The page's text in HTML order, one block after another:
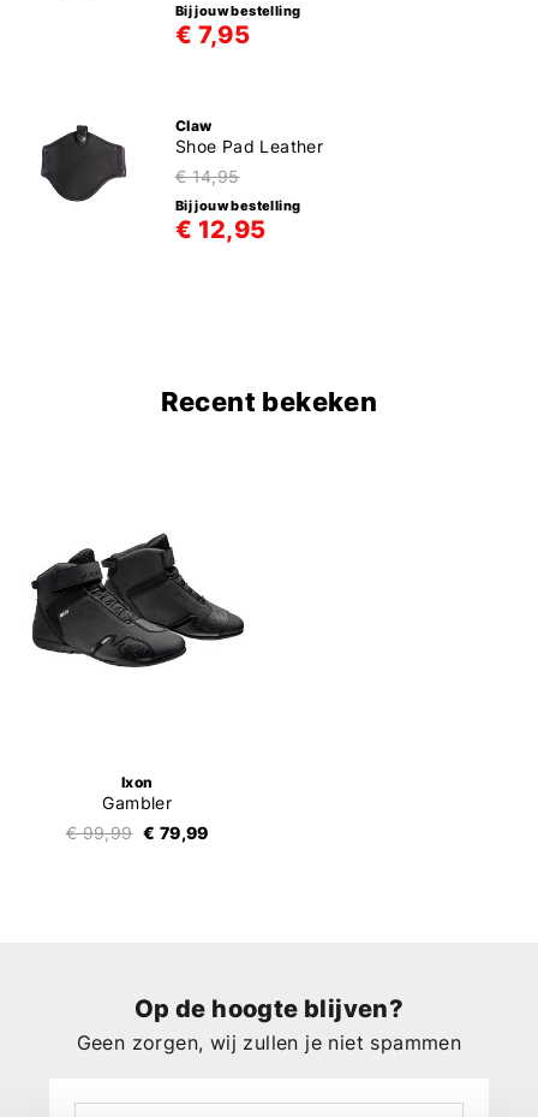
Bij jouw bestelling
€ 7,95
Claw
Shoe Pad Leather
€ 14,95
Bij jouw bestelling
€ 12,95
Recent bekeken
Ixon
Gambler
€ 99,99 € 79,99
Op de hoogte blijven?
Geen zorgen, wij zullen je niet spammen